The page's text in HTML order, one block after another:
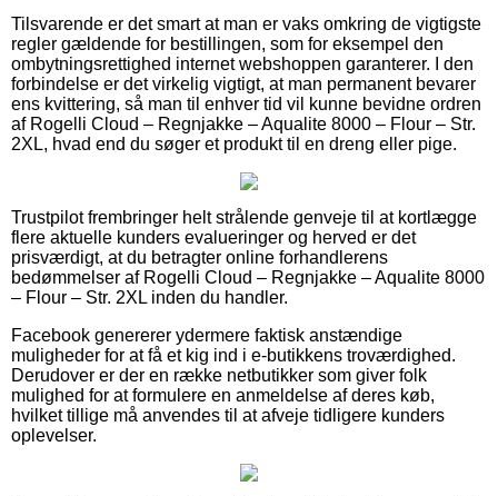
Tilsvarende er det smart at man er vaks omkring de vigtigste
regler gældende for bestillingen, som for eksempel den
ombytningsrettighed internet webshoppen garanterer. I den
forbindelse er det virkelig vigtigt, at man permanent bevarer
ens kvittering, så man til enhver tid vil kunne bevidne ordren
af Rogelli Cloud – Regnjakke – Aqualite 8000 – Flour – Str.
2XL, hvad end du søger et produkt til en dreng eller pige.
Trustpilot frembringer helt strålende genveje til at kortlægge
flere aktuelle kunders evalueringer og herved er det
prisværdigt, at du betragter online forhandlerens
bedømmelser af Rogelli Cloud – Regnjakke – Aqualite 8000
– Flour – Str. 2XL inden du handler.
Facebook genererer ydermere faktisk anstændige
muligheder for at få et kig ind i e-butikkens troværdighed.
Derudover er der en række netbutikker som giver folk
mulighed for at formulere en anmeldelse af deres køb,
hvilket tillige må anvendes til at afveje tidligere kunders
oplevelser.